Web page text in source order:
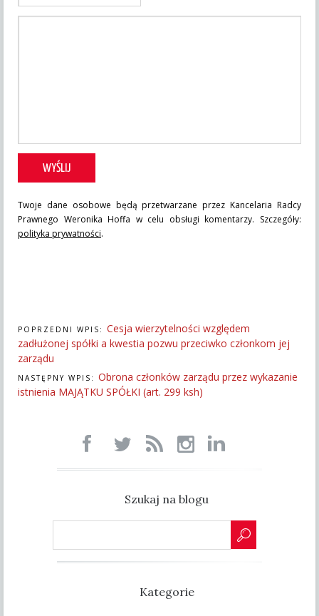
Twoje dane osobowe będą przetwarzane przez Kancelaria Radcy
Prawnego Weronika Hoffa w celu obsługi komentarzy. Szczegóły:
polityka prywatności.
POPRZEDNI WPIS: Cesja wierzytelności względem
zadłużonej spółki a kwestia pozwu przeciwko członkom jej
zarządu
NASTĘPNY WPIS: Obrona członków zarządu przez wykazanie
istnienia MAJĄTKU SPÓŁKI (art. 299 ksh)
Szukaj na blogu
Kategorie